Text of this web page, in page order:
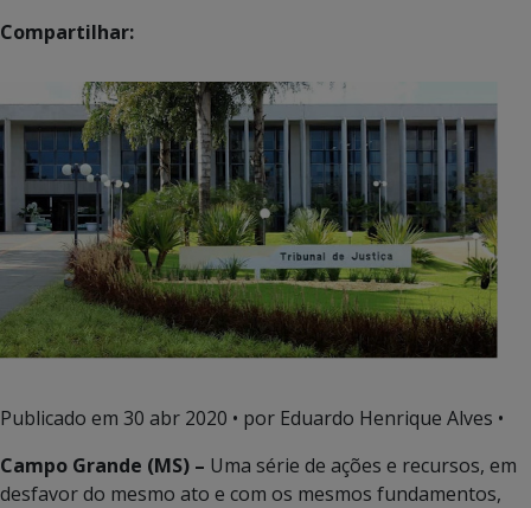
Compartilhar:
Publicado em 30 abr 2020 • por Eduardo Henrique Alves •
Campo Grande (MS) – Uma série de ações e recursos, em
desfavor do mesmo ato e com os mesmos fundamentos,